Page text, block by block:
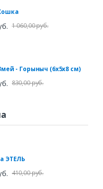
1 060,00 руб.
- Горыныч (6х5х8 см)
830,00 руб.
ЭТЕЛЬ
410,00 руб.